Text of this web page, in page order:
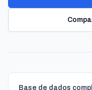
Base de dados